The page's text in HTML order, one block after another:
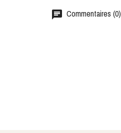
Commentaires (0)